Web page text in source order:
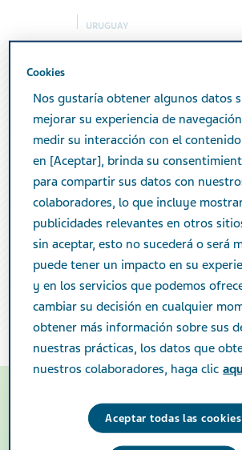
URUGUAY
Nuestro
Nuestro
los pacientes y su
Cookies
Nos gustaría obtener algunos datos
mejorar su experiencia de
medir su interacción con el
en [Aceptar], brinda su
para compartir sus datos con
colaboradores, lo que incluye
publicidades relevantes en otros
sin aceptar, esto no sucederá o será
puede tener un impacto en su
y en los servicios que podemos
cambiar su decisión en cualquier
obtener más información sobre sus
nuestras prácticas, los datos que
nuestros colaboradores, haga clic
Aceptar todas las cookies